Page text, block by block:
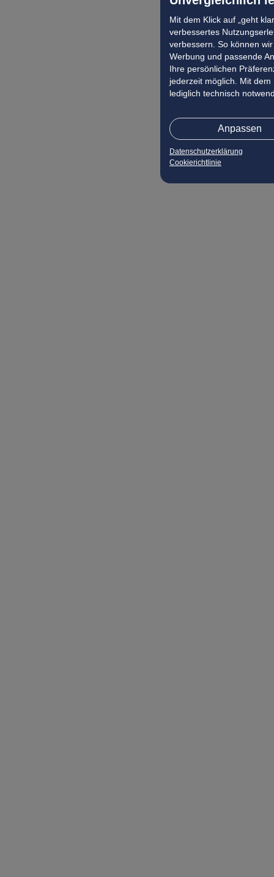
Mit dem Klick auf „geht
verbessertes
verbessern. So können
Werbung und passende
Ihre persönlichen
jederzeit möglich. Mit dem
lediglich technisch
Anpassen
Datenschutzerklärung
Cookierichtlinie